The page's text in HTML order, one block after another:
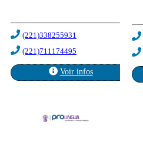
(221)338255931
(221)711174495
Voir infos